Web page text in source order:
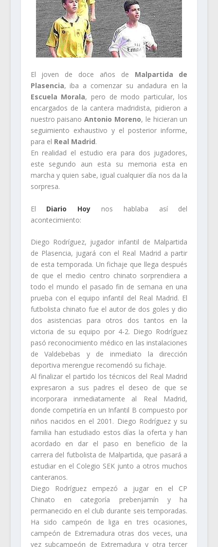
El joven de doce años de Malpartida de
Plasencia, iba a comenzar su andadura en la
Escuela Morala, pero de modo particular, los
encargados de la cantera madridista, pidieron a
nuestro paisanoAntonio Moreno, le hicieran un
seguimiento exhaustivo y el posterior informe,
para el Real Madrid.
En realidad el estudio era para dos jugadores,
este segundo aun esta su memoria esta en
marcha y quien sabe, igual cualquier día nos da la
sorpresa.
El Diario Hoy nos hablaba así del
acontecimiento:
Diego Rodríguez, jugador infantil de Malpartida
de Plasencia, jugará con el Real Madrid a partir
de esta temporada. Un fichaje que llega después
de que el medio centro chinato sorprendiera a
todo el mundo el pasado fin de semana en una
prueba con el equipo infantil del Real Madrid. El
futbolista chinato fue el autor de dos goles y dio
dos asistencias para otros dos tantos en la
victoria de su equipo por 4-2. Diego Rodríguez
pasó reconocimiento médico en las instalaciones
de Valdebebas y de inmediato la dirección
deportiva merengue recomendó su fichaje.
Al finalizar el partido los técnicos del Real Madrid
expresaron a sus padres el deseo de que se
incorporara inmediatamente al Real Madrid,
donde competiría en un Infantil B compuesto por
niños nacidos en el 2001. Diego Rodríguez y su
familia han estudiado estos días la oferta y han
acordado en dar el paso en beneficio de la
carrera del futbolista de Malpartida, que pasará a
estudiar en el Colegio SEK junto a otros muchos
canteranos.
Diego Rodríguez empezó a jugar en el CP
Chinato en categoría prebenjamín y ha
permanecido en el club durante seis temporadas.
Ha sido campeón de liga en tres ocasiones,
campeón de Extremadura otras dos veces, una
vez subcampeón de Extremadura y otra tercer